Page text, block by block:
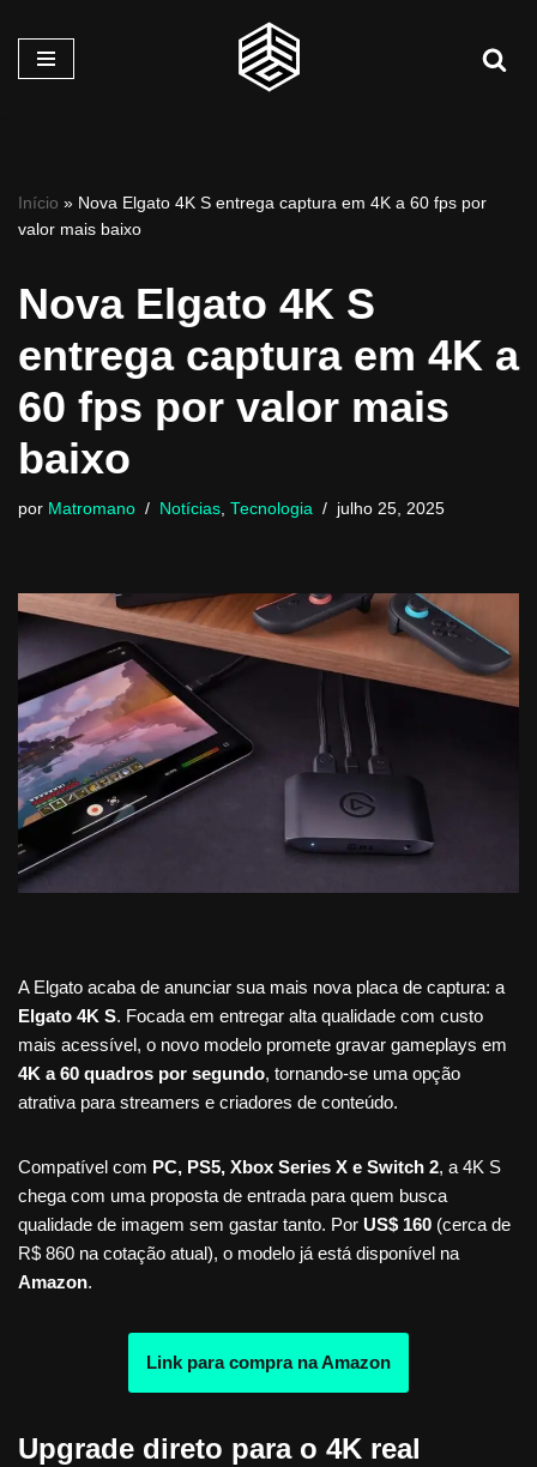
Pular
Início » Nova Elgato 4K S entrega captura em 4K a 60 fps por
valor mais baixo
Nova Elgato 4K S
entrega captura em 4K a
60 fps por valor mais
baixo
por Matromano Notícias, Tecnologia julho 25, 2025
A Elgato acaba de anunciar sua mais nova placa de captura: a
Elgato 4K S. Focada em entregar alta qualidade com custo
mais acessível, o novo modelo promete gravar gameplays em
4K a 60 quadros por segundo, tornando-se uma opção
atrativa para streamers e criadores de conteúdo.
Compatível com PC, PS5, Xbox Series X e Switch 2, a 4K S
chega com uma proposta de entrada para quem busca
qualidade de imagem sem gastar tanto. Por US$ 160 (cerca de
R$ 860 na cotação atual), o modelo já está disponível na
Amazon.
Link para compra na Amazon
Upgrade direto para o 4K real